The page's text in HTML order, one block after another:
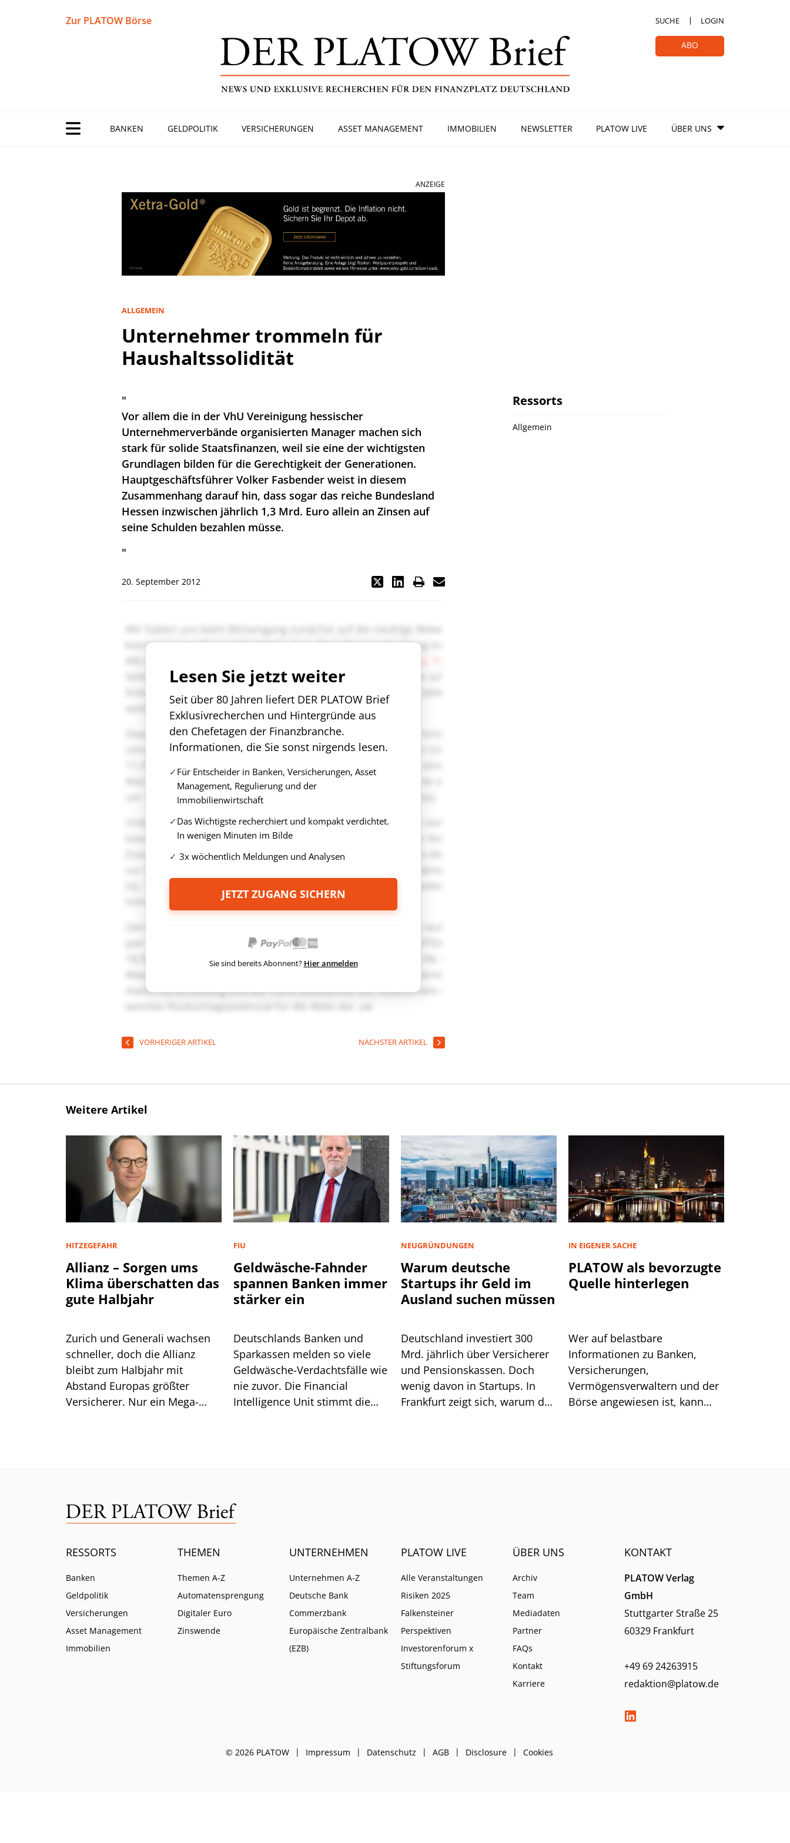
Zur PLATOW Börse SUCHE LOGIN
ABO
BANKEN GELDPOLITIK VERSICHERUNGEN ASSET MANAGEMENT IMMOBILIEN NEWSLETTER PLATOW LIVE ÜBER UNS
ANZEIGE
ALLGEMEIN
Unternehmer trommeln für
Haushaltssolidität
"
Vor allem die in der VhU Vereinigung hessischer
Unternehmerverbände organisierten Manager machen sich
stark für solide Staatsfinanzen, weil sie eine der wichtigsten
Grundlagen bilden für die Gerechtigkeit der Generationen.
Hauptgeschäftsführer Volker Fasbender weist in diesem
Zusammenhang darauf hin, dass sogar das reiche Bundesland
Hessen inzwischen jährlich 1,3 Mrd. Euro allein an Zinsen auf
seine Schulden bezahlen müsse.
"
20. September 2012
Lesen Sie jetzt weiter
Seit über 80 Jahren liefert DER PLATOW Brief
Exklusivrecherchen und Hintergründe aus
den Chefetagen der Finanzbranche.
Informationen, die Sie sonst nirgends lesen.
Für Entscheider in Banken, Versicherungen, Asset
Management, Regulierung und der
Immobilienwirtschaft
Das Wichtigste recherchiert und kompakt verdichtet.
In wenigen Minuten im Bilde
3x wöchentlich Meldungen und Analysen
JETZT ZUGANG SICHERN
Sie sind bereits Abonnent? Hier anmelden
VORHERIGER ARTIKEL NÄCHSTER ARTIKEL
Ressorts
Allgemein
Weitere Artikel
HITZEGEFAHR
Allianz – Sorgen ums
Klima überschatten das
gute Halbjahr
Zurich und Generali wachsen
schneller, doch die Allianz
bleibt zum Halbjahr mit
Abstand Europas größter
Versicherer. Nur ein Mega-
FIU
Geldwäsche-Fahnder
spannen Banken immer
stärker ein
Deutschlands Banken und
Sparkassen melden so viele
Geldwäsche-Verdachtsfälle wie
nie zuvor. Die Financial
Intelligence Unit stimmt die
NEUGRÜNDUNGEN
Warum deutsche
Startups ihr Geld im
Ausland suchen müssen
Deutschland investiert 300
Mrd. jährlich über Versicherer
und Pensionskassen. Doch
wenig davon in Startups. In
Frankfurt zeigt sich, warum das
IN EIGENER SACHE
PLATOW als bevorzugte
Quelle hinterlegen
Wer auf belastbare
Informationen zu Banken,
Versicherungen,
Vermögensverwaltern und der
Börse angewiesen ist, kann
RESSORTS
Banken
Geldpolitik
Versicherungen
Asset Management
Immobilien
THEMEN
Themen A-Z
Automatensprengung
Digitaler Euro
Zinswende
UNTERNEHMEN
Unternehmen A-Z
Deutsche Bank
Commerzbank
Europäische Zentralbank
(EZB)
PLATOW LIVE
Alle Veranstaltungen
Risiken 2025
Falkensteiner
Perspektiven
Investorenforum x
Stiftungsforum
ÜBER UNS
Archiv
Team
Mediadaten
Partner
FAQs
Kontakt
Karriere
KONTAKT
PLATOW Verlag
GmbH
Stuttgarter Straße 25
60329 Frankfurt
+49 69 24263915
redaktion@platow.de
© 2026 PLATOW Impressum Datenschutz AGB Disclosure Cookies